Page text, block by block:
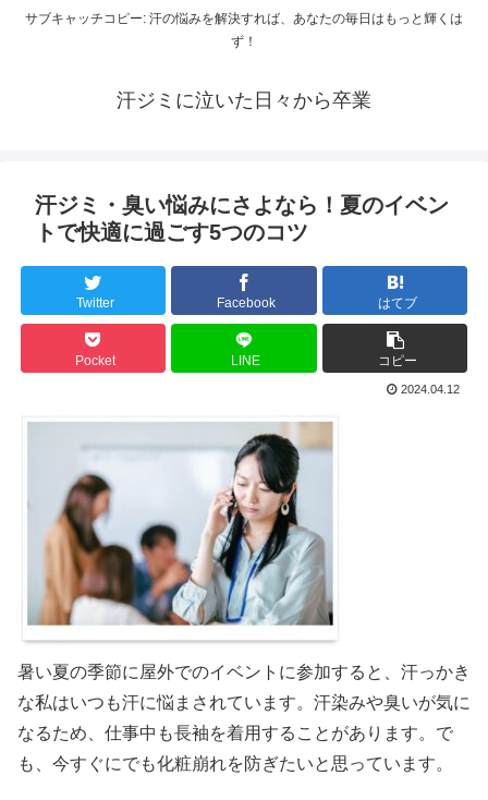
サブキャッチコピー: 汗の悩みを解決すれば、あなたの毎日はもっと輝くは
ず！
汗ジミに泣いた日々から卒業
汗ジミ・臭い悩みにさよなら！夏のイベン
トで快適に過ごす5つのコツ
Twitter Facebook はてブ
Pocket LINE コピー
2024.04.12
暑い夏の季節に屋外でのイベントに参加すると、汗っかき
な私はいつも汗に悩まされています。汗染みや臭いが気に
なるため、仕事中も長袖を着用することがあります。で
も、今すぐにでも化粧崩れを防ぎたいと思っています。